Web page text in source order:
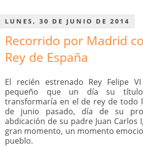
LUNES, 30 DE JUNIO DE 2014
Recorrido por Madrid
Rey de España
El recién estrenado Rey Felipe
pequeño que un día su
transformaría en el de rey de todo
de junio pasado, día de su
abdicación de su padre Juan Carlos
gran momento, un momento
pueblo.